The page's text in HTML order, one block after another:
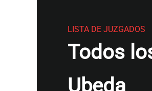
LISTA DE JUZGADOS
Todos
Ubeda